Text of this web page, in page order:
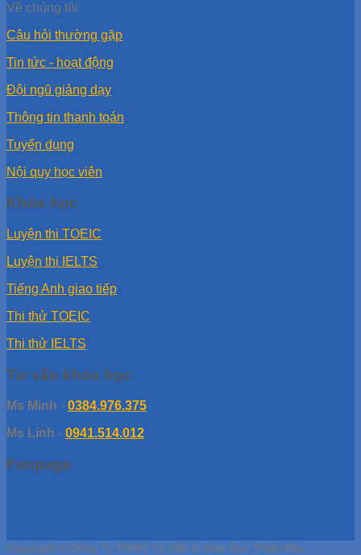
Về chúng tôi
Câu hỏi thường gặp
Tin tức - hoạt động
Đội ngũ giảng dạy
Thông tin thanh toán
Tuyển dụng
Nội quy học viên
Khóa học
Luyện thi TOEIC
Luyện thi IELTS
Tiếng Anh giao tiếp
Thi thử TOEIC
Thi thử IELTS
Tư vấn khóa học
Ms Minh - 0384.976.375
Ms Linh - 0941.514.012
Fanpage
Copyright © Công Ty TNHH Tư Vấn & Giáo Dục Thiên Bảo